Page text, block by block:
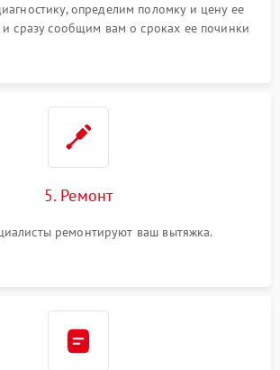
определим поломку и цену ее
и сразу сообщим вам о сроках ее починки
5. Ремонт
ремонтируют ваш вытяжка.